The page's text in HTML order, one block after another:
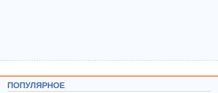
ПОПУЛЯРНОЕ